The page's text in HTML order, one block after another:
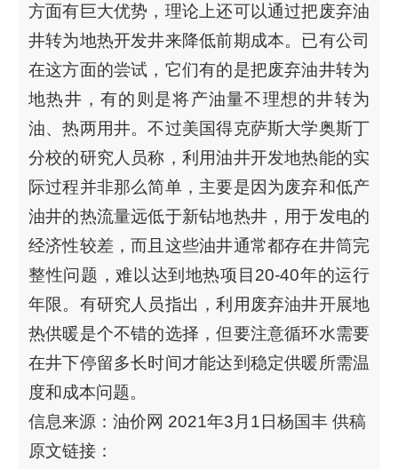
方面有巨大优势，理论上还可以通过把废弃油
井转为地热开发井来降低前期成本。已有公司
在这方面的尝试，它们有的是把废弃油井转为
地热井，有的则是将产油量不理想的井转为
油、热两用井。不过美国得克萨斯大学奥斯丁
分校的研究人员称，利用油井开发地热能的实
际过程并非那么简单，主要是因为废弃和低产
油井的热流量远低于新钻地热井，用于发电的
经济性较差，而且这些油井通常都存在井筒完
整性问题，难以达到地热项目20-40年的运行
年限。有研究人员指出，利用废弃油井开展地
热供暖是个不错的选择，但要注意循环水需要
在井下停留多长时间才能达到稳定供暖所需温
度和成本问题。
信息来源：油价网 2021年3月1日杨国丰 供稿
原文链接：